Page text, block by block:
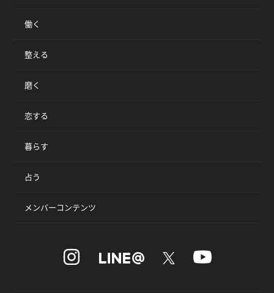
働く
整える
磨く
恋する
暮らす
占う
メンバーコンテンツ